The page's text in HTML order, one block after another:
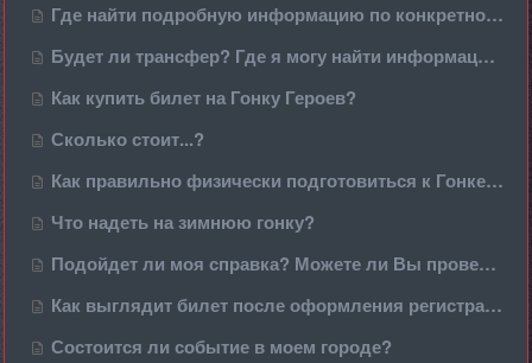
Где найти подробную информацию по конкретному мероприятию?
Будет ли трансфер? Где я могу найти информацию по нему?
Как купить билет на Гонку Героев?
Сколько стоит...?
Как правильно физически подготовиться к Гонке Героев?
Что надеть на зимнюю гонку?
Подойдет ли моя справка? Можете ли Вы проверить мою справку?
Как выглядит билет после оформления регистрации / Где указан номер команды и номер билета?
Состоится ли событие в моем городе?